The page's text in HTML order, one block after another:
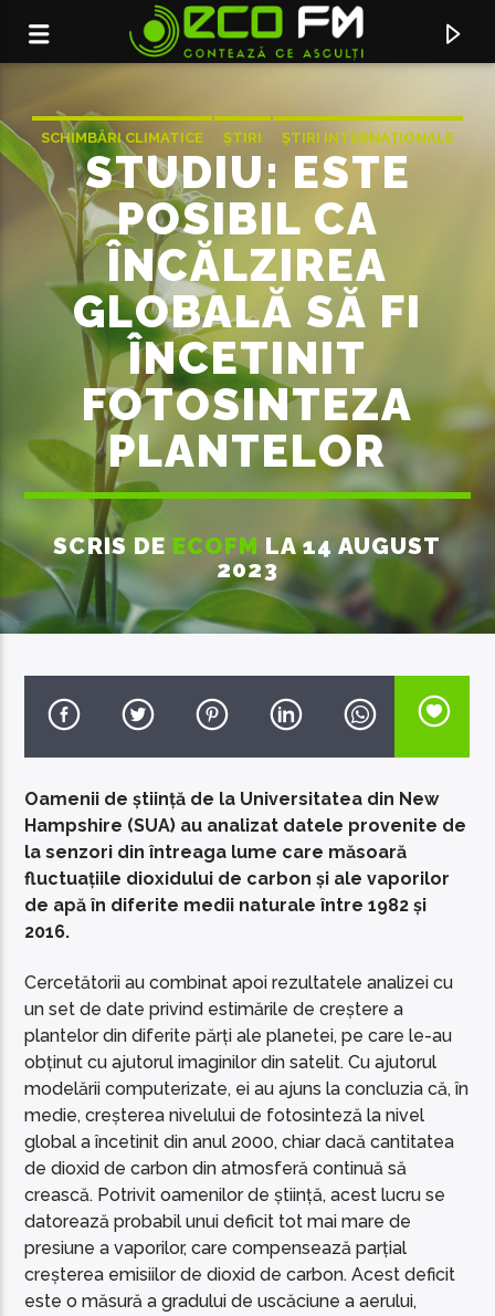
ACUM ÎN DIRECT
AT NIGHT
LAURA BODORIN
SCHIMBĂRI CLIMATICE ȘTIRI ȘTIRI INTERNAȚIONALE
STUDIU: ESTE
POSIBIL CA
ÎNCĂLZIREA
GLOBALĂ SĂ FI
ÎNCETINIT
FOTOSINTEZA
PLANTELOR
SCRIS DE ECOFM LA 14 AUGUST
2023
Oamenii de știință de la Universitatea din New
Hampshire (SUA) au analizat datele provenite de
la senzori din întreaga lume care măsoară
fluctuațiile dioxidului de carbon și ale vaporilor
de apă în diferite medii naturale între 1982 și
2016.
Cercetătorii au combinat apoi rezultatele analizei cu
un set de date privind estimările de creștere a
plantelor din diferite părți ale planetei, pe care le-au
obținut cu ajutorul imaginilor din satelit. Cu ajutorul
modelării computerizate, ei au ajuns la concluzia că, în
medie, creșterea nivelului de fotosinteză la nivel
global a încetinit din anul 2000, chiar dacă cantitatea
de dioxid de carbon din atmosferă continuă să
crească. Potrivit oamenilor de știință, acest lucru se
datorează probabil unui deficit tot mai mare de
presiune a vaporilor, care compensează parțial
creșterea emisiilor de dioxid de carbon. Acest deficit
este o măsură a gradului de uscăciune a aerului,